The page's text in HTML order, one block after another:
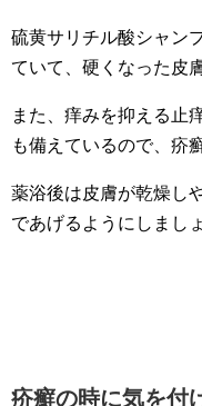
硫黄サリチル酸シャン
ていて、硬くなった皮
また、痒みを抑える止
も備えているので、疥
薬浴後は皮膚が乾燥し
であげるようにしまし
疥癬の時に気を付